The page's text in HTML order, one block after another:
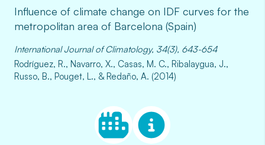
Influence of climate change on IDF curves for the
metropolitan area of Barcelona (Spain)
International Journal of Climatology, 34(3), 643-654
Rodríguez, R., Navarro, X., Casas, M. C., Ribalaygua, J.,
Russo, B., Pouget, L., & Redaño, A. (2014)